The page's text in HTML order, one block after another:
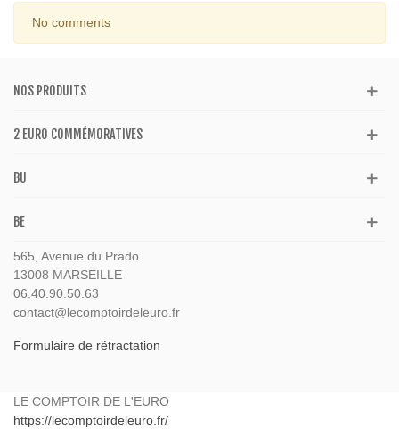
No comments
NOS PRODUITS
2 EURO COMMÉMORATIVES
BU
BE
565, Avenue du Prado
13008 MARSEILLE
06.40.90.50.63
contact@lecomptoirdeleuro.fr
Formulaire de rétractation
LE COMPTOIR DE L'EURO
https://lecomptoirdeleuro.fr/